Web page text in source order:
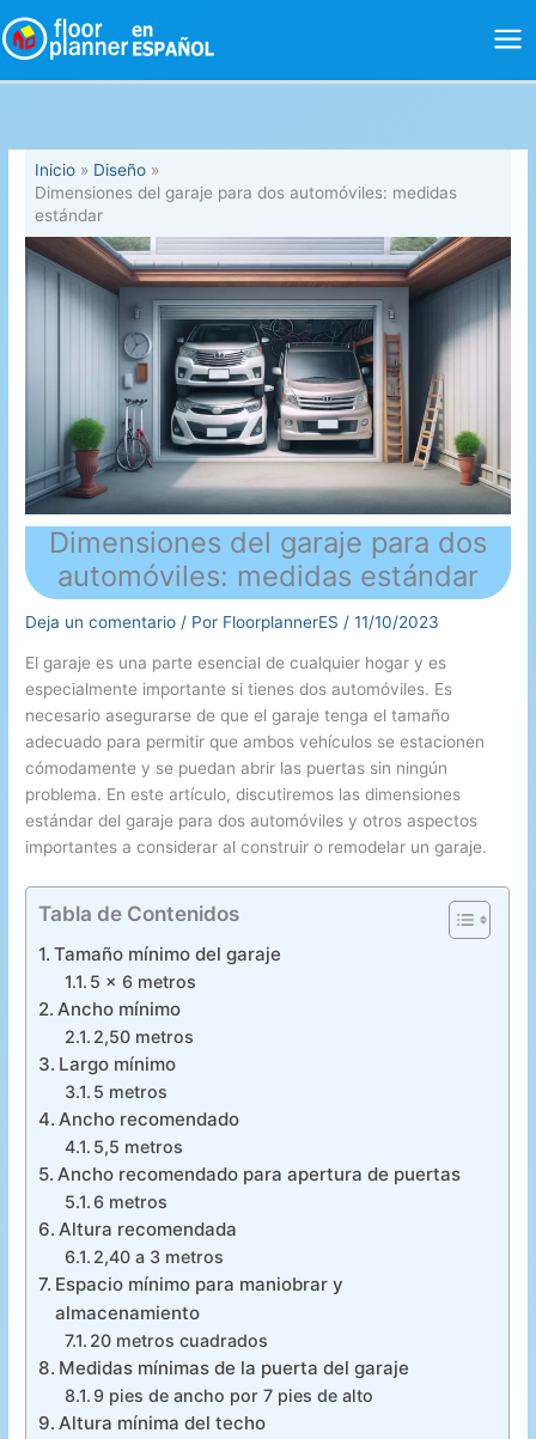
al
contenido
Inicio
Diseño
Dimensiones del garaje para dos automóviles: medidas
estándar
Dimensiones del garaje para dos
automóviles: medidas estándar
Deja un comentario / Por FloorplannerES /11/10/2023
El garaje es una parte esencial de cualquier hogar y es
especialmente importante si tienes dos automóviles. Es
necesario asegurarse de que el garaje tenga el tamaño
adecuado para permitir que ambos vehículos se estacionen
cómodamente y se puedan abrir las puertas sin ningún
problema. En este artículo, discutiremos las dimensiones
estándar del garaje para dos automóviles y otros aspectos
importantes a considerar al construir o remodelar un garaje.
Tabla de Contenidos
Tamaño mínimo del garaje
5 x 6 metros
Ancho mínimo
2,50 metros
Largo mínimo
5 metros
Ancho recomendado
5,5 metros
Ancho recomendado para apertura de puertas
6 metros
Altura recomendada
2,40 a 3 metros
Espacio mínimo para maniobrar y
almacenamiento
20 metros cuadrados
Medidas mínimas de la puerta del garaje
9 pies de ancho por 7 pies de alto
Altura mínima del techo